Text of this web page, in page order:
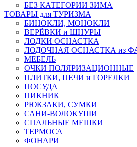
БЕЗ КАТЕГОРИИ ЗИМА
ТОВАРЫ для ТУРИЗМА
БИНОКЛИ, МОНОКЛИ
ВЕРЁВКИ и ШНУРЫ
ЛОДКИ ОСНАСТКА
ЛОДОЧНАЯ ОСНАСТКА из
МЕБЕЛЬ
ОЧКИ ПОЛЯРИЗАЦИОННЫЕ
ПЛИТКИ, ПЕЧИ и ГОРЕЛКИ
ПОСУДА
ПИКНИК
РЮКЗАКИ, СУМКИ
САНИ-ВОЛОКУШИ
СПАЛЬНЫЕ МЕШКИ
ТЕРМОСА
ФОНАРИ